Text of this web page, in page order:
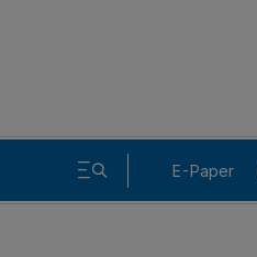
E-Paper